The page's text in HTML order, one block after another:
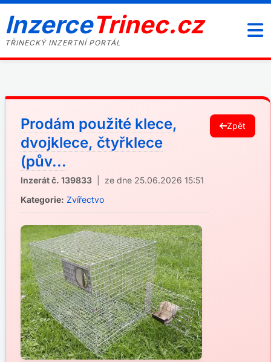
InzerceTrinec.cz
TŘINECKÝ INZERTNÍ PORTÁL
Prodám použité klece,
dvojklece, čtyřklece
(pův...
Inzerát č. 139833 | ze dne 25.06.2026 15:51
Kategorie: Zvířectvo
Zpět